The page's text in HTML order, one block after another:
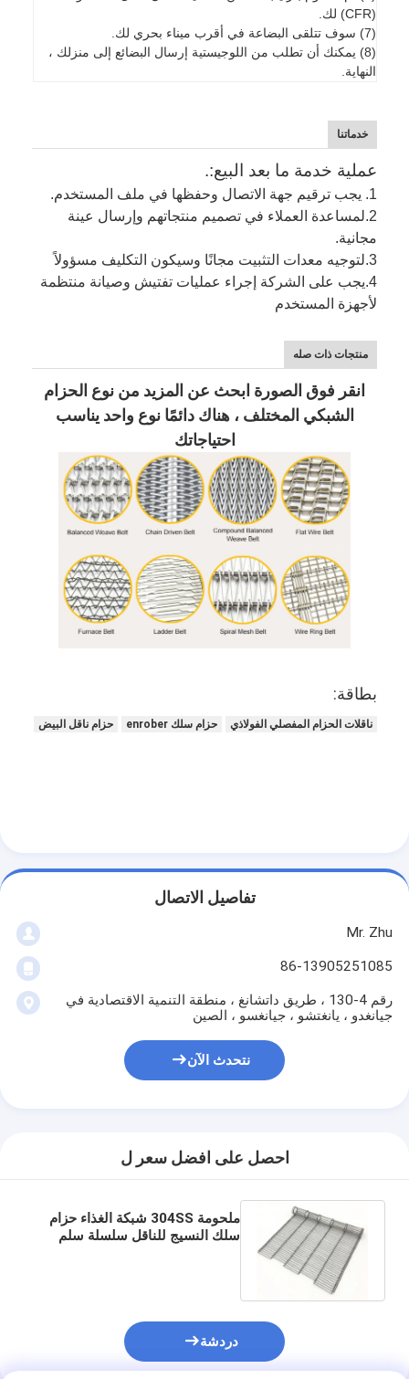
(CFR) لك.
(7) سوف تتلقى البضاعة في أقرب ميناء بحري لك.
(8) يمكنك أن تطلب من اللوجيستية إرسال البضائع إلى منزلك ،
النهاية.
خدماتنا
عملية خدمة ما بعد البيع:.
1. يجب ترقيم جهة الاتصال وحفظها في ملف المستخدم.
2. لمساعدة العملاء في تصميم منتجاتهم وإرسال عينة
مجانية.
3. لتوجيه معدات التثبيت مجانًا وسيكون التكليف مسؤولاً
4. يجب على الشركة إجراء عمليات تفتيش وصيانة منتظمة
لأجهزة المستخدم
منتجات ذات صله
انقر فوق الصورة ابحث عن المزيد من نوع الحزام
الشبكي المختلف ، هناك دائمًا نوع واحد يناسب
احتياجاتك
بطاقة:
ناقلات الحزام المفصلي الفولاذي حزام سلك enrober حزام ناقل البيض
تفاصيل الاتصال
Mr. Zhu
86-13905251085
رقم 4-130 ، طريق داتشانغ ، منطقة التنمية الاقتصادية في
جيانغدو ، يانغتشو ، جيانغسو ، الصين
نتحدث الآن
احصل على افضل سعر ل
ملحومة 304SS شبكة الغذاء حزام
سلك النسيج للناقل سلسلة سلم
دردشة